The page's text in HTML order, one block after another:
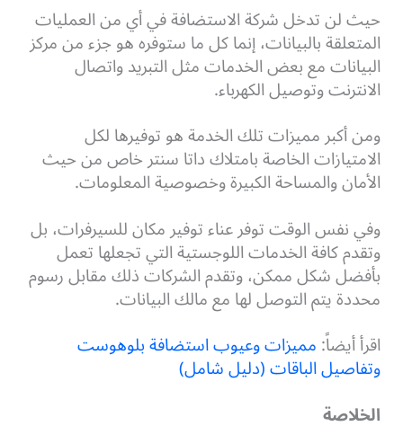
حيث لن تدخل شركة الاستضافة في أي من العمليات
المتعلقة بالبيانات، إنما كل ما ستوفره هو جزء من مركز
البيانات مع بعض الخدمات مثل التبريد واتصال
الانترنت وتوصيل الكهرباء.
ومن أكبر مميزات تلك الخدمة هو توفيرها لكل
الامتيازات الخاصة بامتلاك داتا سنتر خاص من حيث
الأمان والمساحة الكبيرة وخصوصية المعلومات.
وفي نفس الوقت توفر عناء توفير مكان للسيرفرات، بل
وتقدم كافة الخدمات اللوجستية التي تجعلها تعمل
بأفضل شكل ممكن، وتقدم الشركات ذلك مقابل رسوم
محددة يتم التوصل لها مع مالك البيانات.
اقرأ أيضاً:مميزات وعيوب استضافة بلوهوست
وتفاصيل الباقات (دليل شامل)
الخلاصة